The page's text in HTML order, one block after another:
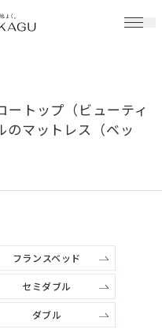
ートップ（ビューティ
のマットレス（ベッ
フランスベッド
セミダブル
ダブル